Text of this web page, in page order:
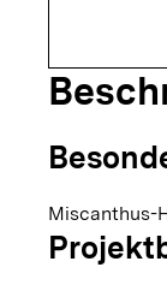
Miscanthus-